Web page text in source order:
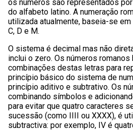
os números são representados
do alfabeto latino. A numeração
utilizada atualmente, baseia-se em
C, D e M.
O sistema é decimal mas não
inclui o zero. Os números
combinações destas letras para
princípio básico do sistema de
princípio aditivo e subtrativo. Os
combinando símbolos e
para evitar que quatro caracteres
sucessão (como IIII ou XXXX), é
subtractiva: por exemplo, IV é